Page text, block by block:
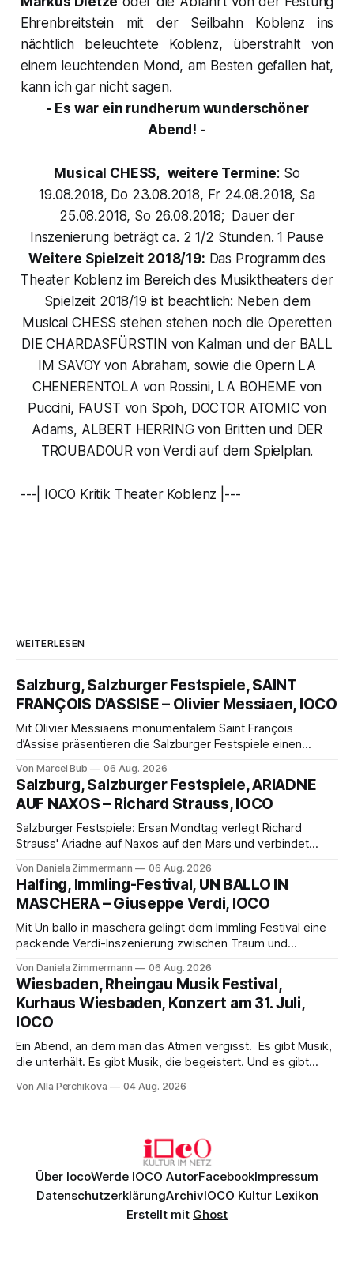
Ehrenbreitstein mit der Seilbahn Koblenz ins
nächtlich beleuchtete Koblenz, überstrahlt von
einem leuchtenden Mond, am Besten gefallen hat,
kann ich gar nicht sagen.
- Es war ein rundherum wunderschöner
Abend! -
Musical CHESS, weitere Termine: So
19.08.2018, Do 23.08.2018, Fr 24.08.2018, Sa
25.08.2018, So 26.08.2018; Dauer der
Inszenierung beträgt ca. 2 1/2 Stunden. 1 Pause
Weitere Spielzeit 2018/19: Das Programm des
Theater Koblenz im Bereich des Musiktheaters der
Spielzeit 2018/19 ist beachtlich: Neben dem
Musical CHESS stehen stehen noch die Operetten
DIE CHARDASFÜRSTIN von Kalman und der BALL
IM SAVOY von Abraham, sowie die Opern LA
CHENERENTOLA von Rossini, LA BOHEME von
Puccini, FAUST von Spoh, DOCTOR ATOMIC von
Adams, ALBERT HERRING von Britten und DER
TROUBADOUR von Verdi auf dem Spielplan.
---| IOCO Kritik Theater Koblenz |---
WEITERLESEN
Salzburg, Salzburger Festspiele, SAINT
FRANÇOIS D’ASSISE – Olivier Messiaen, IOCO
Mit Olivier Messiaens monumentalem Saint François
d’Assise präsentieren die Salzburger Festspiele einen
eine bildgewaltige Inszenierung, Maxime Pascal entfaltet
die komplexe Partitur eindrucksvoll, Philippe Sly berührt als
Franziskus.
Von Marcel Bub 06 Aug. 2026
Salzburg, Salzburger Festspiele, ARIADNE
AUF NAXOS – Richard Strauss, IOCO
Salzburger Festspiele: Ersan Mondtag verlegt Richard
Strauss' Ariadne auf Naxos auf den Mars und verbindet
Aufführung mit starken Solisten und den Wiener
Philharmonikern, szenisch bleibt der zweite Akt jedoch
hinter den Erwartungen zurück.
Von Daniela Zimmermann 06 Aug. 2026
Halfing, Immling-Festival, UN BALLO IN
MASCHERA – Giuseppe Verdi, IOCO
Mit Un ballo in maschera gelingt dem Immling Festival eine
packende Verdi-Inszenierung zwischen Traum und
psychologische Tiefe mit starken Bildern, getragen von
einem spielfreudigen Ensemble und einer musikalisch
überzeugenden Gesamtleistung.
Von Daniela Zimmermann 06 Aug. 2026
Wiesbaden, Rheingau Musik Festival,
Kurhaus Wiesbaden, Konzert am 31. Juli,
IOCO
Ein Abend, an dem man das Atmen vergisst. Es gibt Musik,
die unterhält. Es gibt Musik, die begeistert. Und es gibt
Genau so war der Abend im Kurhaus Wiesbaden, an dem
Von Alla Perchikova 04 Aug. 2026
Über IocoWerde IOCO AutorFacebookImpressum
DatenschutzerklärungArchivIOCO Kultur Lexikon
Erstellt mit Ghost